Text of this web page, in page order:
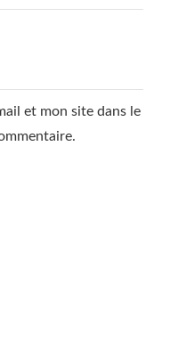
et mon site dans le